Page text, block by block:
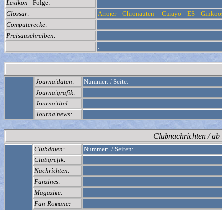
Lexikon - Folge:
Glossar:
Arrorer Chronauten Curayo ES
Computerecke:
Preisauschreiben:
: -
Journaldaten: Nummer: / Seite:
Journalgrafik:
Journaltitel:
Journalnews:
Clubnachrichten / ab
Clubdaten: Nummer: / Seiten:
Clubgrafik:
Nachrichten:
Fanzines:
Magazine:
Fan-Romane: